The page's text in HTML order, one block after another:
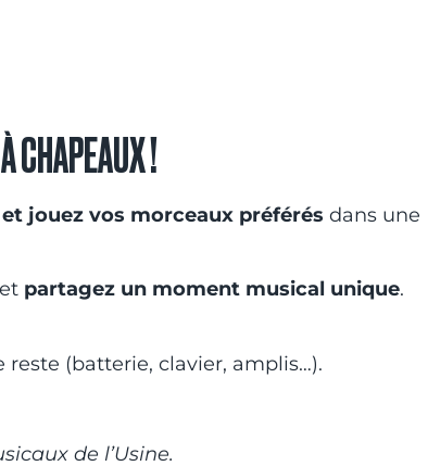
CHAPEAUX !
jouez vos morceaux préférés dans une
partagez un moment musical unique.
(batterie, clavier, amplis…).
de l’Usine.